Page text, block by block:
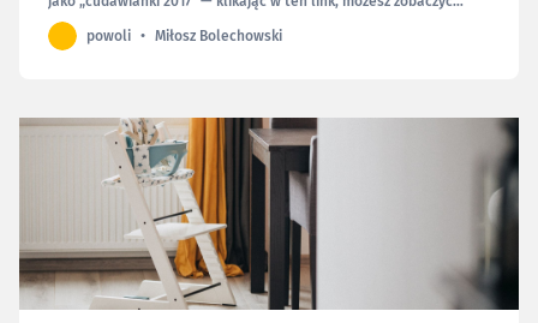
całość. I jeszcze kwestia młynka, o którym wspominam wyłącznie
dlatego, że obiecałem to we wstępie. Mimo posiadania młynka
powoli Miłosz Bolechowski